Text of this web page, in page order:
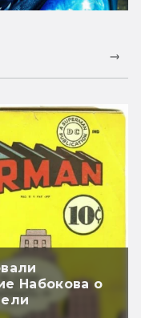
Набокова о